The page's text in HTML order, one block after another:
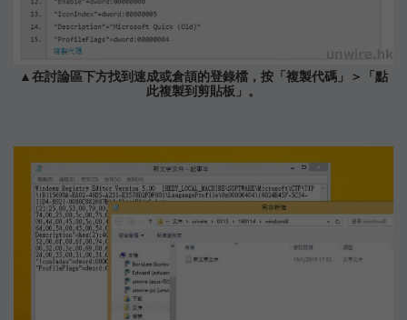
▲在討論區下方找到速成或倉頡的登錄檔，按「複製代碼」＞「點
此複製到剪貼板」。